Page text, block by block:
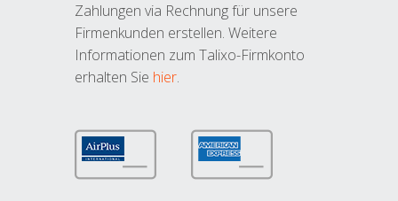
Zahlungen via Rechnung für unsere
Firmenkunden erstellen. Weitere
Informationen zum Talixo-Firmkonto
erhalten Sie hier.